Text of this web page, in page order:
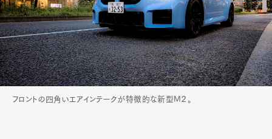
フロントの四角いエアインテークが特徴的な新型M２。